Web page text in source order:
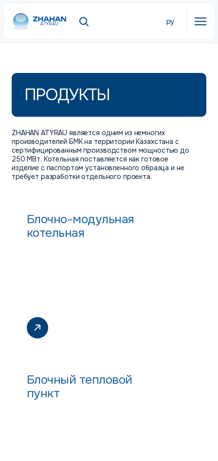
ATYRAU ру
ПРОДУКТЫ
ZHAHAN ATYRAU является одним из немногих
производителей БМК на территории Казахстана с
сертифицированным производством мощностью до
250 МВт. Котельная поставляется как готовое
изделие с паспортом установленного образца и не
требует разработки отдельного проекта.
Блочно-модульная
котельная
Блочный тепловой
пункт